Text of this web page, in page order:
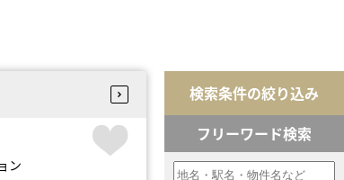
ン
検索条件の絞り込み
フリーワード検索